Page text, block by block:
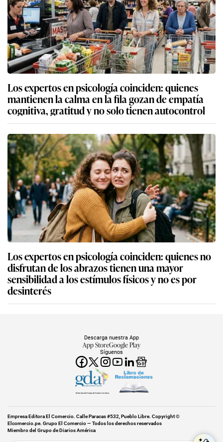
Los expertos en psicología coinciden: quienes
mantienen la calma en la fila gozan de empatía
cognitiva, gratitud y no solo tienen autocontrol
Los expertos en psicología coinciden: quienes no
disfrutan de los abrazos tienen una mayor
sensibilidad a los estímulos físicos y no es por
desinterés
Síguenos
Descarga nuestra App
App StoreGoogle Play
Miembro del Grupo de Diarios América
Empresa Editora El Comercio. Calle Paracas #532, Pueblo Libre. Copyright ©
Elcomercio.pe. Grupo El Comercio — Todos los derechos reservados
Miembro del Grupo de Diarios América